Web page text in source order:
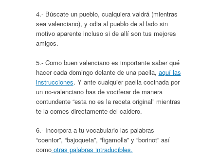
4.- Búscate un pueblo, cualquiera valdrá (mientras
sea valenciano), y odia al pueblo de al lado sin
motivo aparente incluso si de allí son tus mejores
amigos.
5.- Como buen valenciano es importante saber qué
hacer cada domingo delante de una paella, aquí las
instrucciones. Y ante cualquier paella cocinada por
un no-valenciano has de vociferar de manera
contundente “esta no es la receta original” mientras
te la comes directamente del caldero.
6.- Incorpora a tu vocabulario las palabras
“coentor”, “bajoqueta”, “figamolla” y “borinot” así
comootras palabras intraducibles.